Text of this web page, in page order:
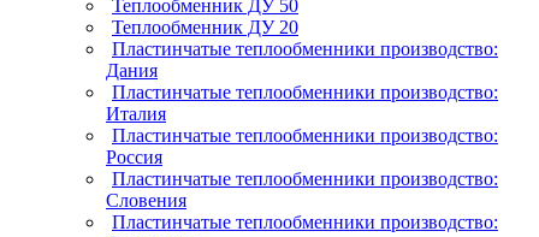
Теплообменник ДУ 50
Теплообменник ДУ 20
Пластинчатые теплообменники производство:
Дания
Пластинчатые теплообменники производство:
Италия
Пластинчатые теплообменники производство:
Россия
Пластинчатые теплообменники производство:
Словения
Пластинчатые теплообменники производство: